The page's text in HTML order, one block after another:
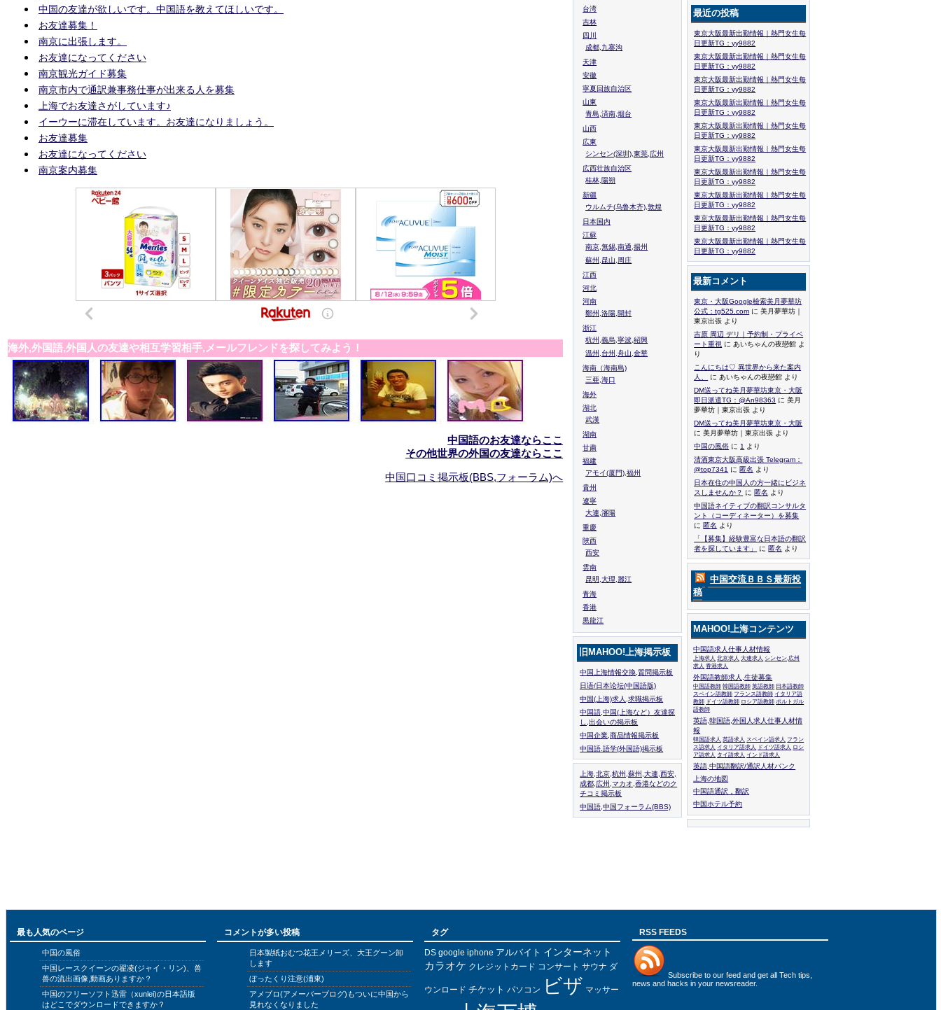
中国の友達が欲しいです。中国語を教えてほしいです。
お友達募集！
南京に出張します。
お友達になってください
南京観光ガイド募集
南京市内で通訳兼事務仕事が出来る人を募集
上海でお友達さがしています♪
イーウーに滞在しています。お友達になりましょう。
お友達募集
お友達になってください
南京案内募集
海外,外国語,外国人の友達や相互学習相手,メールフレンドを探してみよう！
中国語のお友達ならここ
その他世界の外国の友達ならここ
中国口コミ掲示板(BBS,フォーラム)へ
台湾
吉林
四川
成都,九寨沟
天津
安徽
寧夏回族自治区
山東
青島,済南,烟台
山西
広東
シンセン(深圳),東莞,広州
広西壮族自治区
桂林,陽朔
新疆
ウルムチ(乌鲁木齐),敦煌
日本国内
江蘇
南京,無錫,南通,揚州
蘇州,昆山,周庄
江西
河北
河南
鄭州,洛陽,開封
浙江
杭州,義烏,寧波,紹興
温州,台州,舟山,金華
海南（海南島)
三亜,海口
海外
湖北
武漢
湖南
甘粛
福建
アモイ(厦門),福州
貴州
遼寧
大連,瀋陽
重慶
陜西
西安
雲南
昆明,大理,麗江
青海
香港
黒龍江
旧MAHOO!上海掲示板
中国上海情報交換,質問掲示板
日语/日本论坛(中国語版)
中国(上海)求人,求職掲示板
中国語,中国(上海など）友達探
し,出会いの掲示板
中国企業,商品情報掲示板
中国語.語学(外国語)掲示板
上海,北京,杭州,蘇州,大連,西安,
成都,広州,マカオ,香港などのク
チコミ掲示板
中国語,中国フォーラム(BBS)
最近の投稿
東京大阪最新出勤情報｜熱門女生每
日更新TG：yy9882
東京大阪最新出勤情報｜熱門女生每
日更新TG：yy9882
東京大阪最新出勤情報｜熱門女生每
日更新TG：yy9882
東京大阪最新出勤情報｜熱門女生每
日更新TG：yy9882
東京大阪最新出勤情報｜熱門女生每
日更新TG：yy9882
東京大阪最新出勤情報｜熱門女生每
日更新TG：yy9882
東京大阪最新出勤情報｜熱門女生每
日更新TG：yy9882
東京大阪最新出勤情報｜熱門女生每
日更新TG：yy9882
東京大阪最新出勤情報｜熱門女生每
日更新TG：yy9882
東京大阪最新出勤情報｜熱門女生每
日更新TG：yy9882
最新コメント
東京・大阪Google檢索美月夢華坊
公式：tg525.com に 美月夢華坊｜
東京出張 より
吉原 周辺 デリ｜予約制・プライベ
ート重視 に あいちゃんの夜戀館 よ
り
こんにちは♡ 異世界から来た案内
人、
に あいちゃんの夜戀館 より
DM送ってね美月夢華坊東京・大阪
即日派遣TG：@An98363 に 美月
夢華坊｜東京出張 より
DM送ってね美月夢華坊東京・大阪
に 美月夢華坊｜東京出張 より
中国の風俗 に 1
より
清酒東京大阪高級出張 Telegram：
@top7341 に 匿名 より
日本在住の中国人の方一緒にビジネ
スしませんか？ に 匿名 より
中国語ネイティブの翻訳コンサルタ
ント（コーディネーター）を募集
に 匿名 より
「【募集】経験豊富な日本語の翻訳
者を探しています」
に 匿名 より
中国交流ＢＢＳ最新投
稿
MAHOO!上海コンテンツ
中国語求人仕事人材情報
上海求人 北京求人 大連求人 シンセン,広州
求人 香港求人
外国語教師求人,生徒募集
中国語教師 韓国語教師 英語教師 日本語教師
スペイン語教師 フランス語教師 イタリア語
教師 ドイツ語教師 ロシア語教師 ポルトガル
語教師
英語,韓国語,外国人求人仕事人材情
報
韓国語求人 英語求人 スペイン語求人 フラン
ス語求人 イタリア語求人 ドイツ語求人 ロシ
ア語求人 タイ語求人 インド語求人
英語,中国語翻訳/通訳人材バンク
上海の地図
中国語通訳，翻訳
中国ホテル予約
最も人気のページ
中国の風俗
中国レースクイーンの翟凌(ジャイ・リン)、兽
兽の流出画像,動画ありますか？
中国のフリーソフト迅雷（xunlei)の日本語版
はどこでダウンロードできますか？
コメントが多い投稿
日本製紙おむつ花王メリーズ、大王グーン卸
します
ぼったくり注意(浦東)
アメブロ(アメーバーブログ)もついに中国から
見れなくなりました
タグ
DS google iphone アルバイト インターネット
カラオケ クレジットカード コンサート サウナ ダ
ウンロード チケット パソコン ビザ マッサー
RSS FEEDS
Subscribe to our feed and get all Tech tips,
news and hacks in your newsreader.